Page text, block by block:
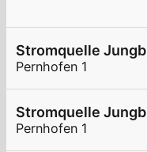
Stromquelle
Pernhofen 1
Stromquelle
Pernhofen 1